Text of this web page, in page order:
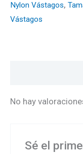
Nylon Vástagos,
Vástagos
No hay
Sé el